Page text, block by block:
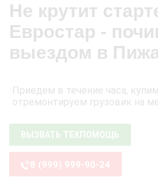
Не крутит
Евростар -
выездом в
Приедем в течение часа,
отремонтируем грузовик на
ВЫЗВАТЬ ТЕХПОМОЩЬ
8 (999) 999-90-24